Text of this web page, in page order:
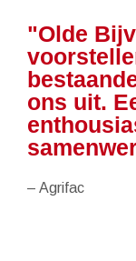
"Olde
ons uit.
– Agrifac